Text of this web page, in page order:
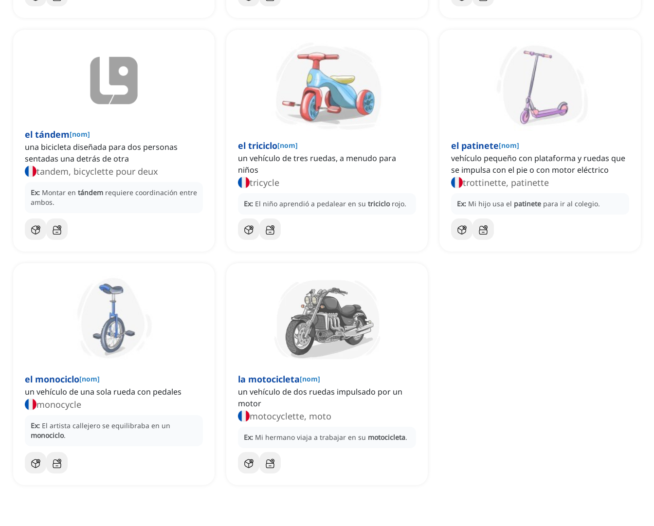
el tándem[nom]
una bicicleta diseñada para dos personas
sentadas una detrás de otra
tandem, bicyclette pour deux
Ex: Montar en tándem requiere coordinación entre
ambos.
el triciclo[nom]
un vehículo de tres ruedas, a menudo para
niños
tricycle
Ex: El niño aprendió a pedalear en su triciclo rojo.
el patinete[nom]
vehículo pequeño con plataforma y ruedas que
se impulsa con el pie o con motor eléctrico
trottinette, patinette
Ex: Mi hijo usa el patinete para ir al colegio.
el monociclo[nom]
un vehículo de una sola rueda con pedales
monocycle
Ex: El artista callejero se equilibraba en un
monociclo.
la motocicleta[nom]
un vehículo de dos ruedas impulsado por un
motor
motocyclette, moto
Ex: Mi hermano viaja a trabajar en su motocicleta.